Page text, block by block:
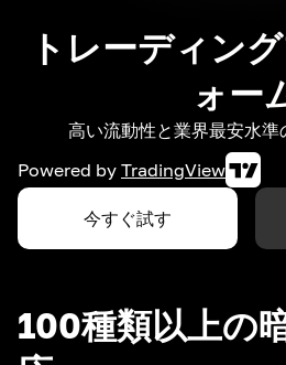
トレーディン
ォー
高い流動性と業界最安水
Powered by TradingView
今すぐ試す
100種類以上の